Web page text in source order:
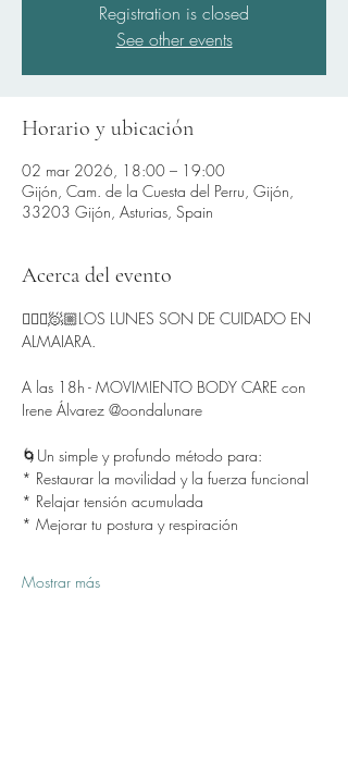
Registration is closed
See other events
Horario y ubicación
02 mar 2026, 18:00 – 19:00
Gijón, Cam. de la Cuesta del Perru, Gijón,
33203 Gijón, Asturias, Spain
Acerca del evento
🧘🏻‍♂️🧖🏼LOS LUNES SON DE CUIDADO EN
ALMAIARA.
A las 18h - MOVIMIENTO BODY CARE con
Irene Álvarez @oondalunare
🌀Un simple y profundo método para:
* Restaurar la movilidad y la fuerza funcional
* Relajar tensión acumulada
* Mejorar tu postura y respiración
Mostrar más